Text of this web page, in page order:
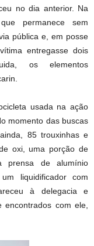
no dia anterior. Na
permanece sem
pública e, em posse
entregasse dois
os elementos
usada na ação
momento das buscas
85 trouxinhas e
oxi, uma porção de
prensa de alumínio
liquidificador com
à delegacia e
com ele,